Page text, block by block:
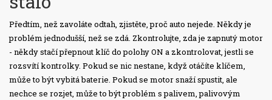
Předtím, než zavoláte odtah, zjistěte, proč auto nejede. Někdy je
problém jednodušší, než se zdá. Zkontrolujte, zda je zapnutý motor
- někdy stačí přepnout klíč do polohy ON a zkontrolovat, jestli se
rozsvítí kontrolky. Pokud se nic nestane, když otáčíte klíčem,
může to být vybitá baterie. Pokud se motor snaží spustit, ale
nechce se rozjet, může to být problém s palivem, palivovým